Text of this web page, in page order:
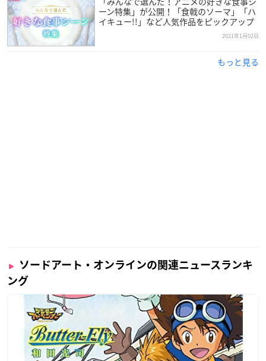
ーン特集」が公開！「食戟のソーマ」「ハ
イキュー!!」など人気作品をピックアップ
2021年1月02日
もっと見る
ソードアート・オンラインの関連ニュースランキ
ング